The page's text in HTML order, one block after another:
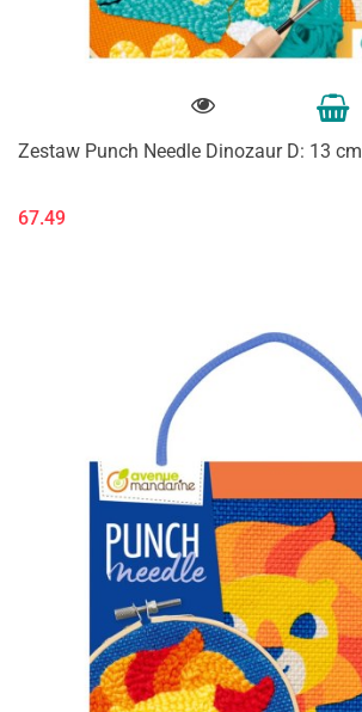
Zestaw Punch Needle Dinozaur D: 13 cm
67.49